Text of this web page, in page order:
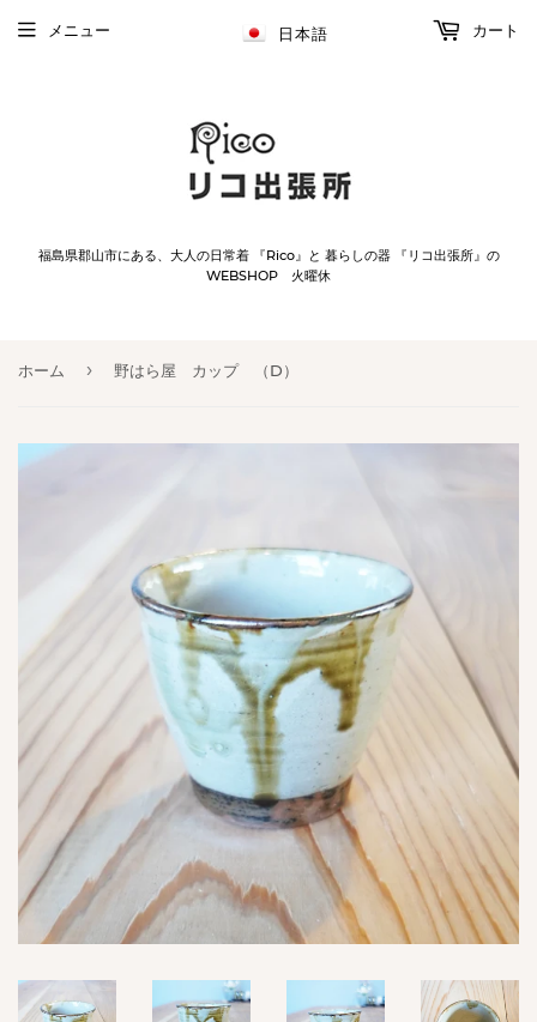
福島県郡山市にある、大人の日常着 『Rico』と 暮らしの器 『リコ出張所』の
WEBSHOP 火曜休
日本語
メニュー カート
ホーム › 野はら屋 カップ （D）